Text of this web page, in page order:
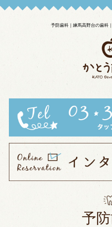
予防歯科｜練馬高野台の歯科
予